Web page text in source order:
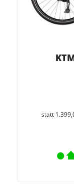
statt